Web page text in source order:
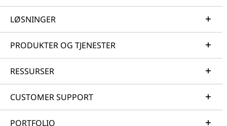
LØSNINGER
PRODUKTER OG TJENESTER
RESSURSER
CUSTOMER SUPPORT
PORTFOLIO